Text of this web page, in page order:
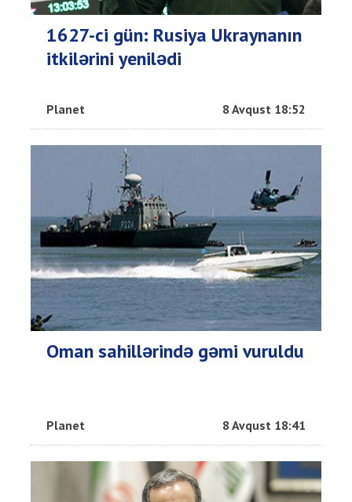
1627-ci gün: Rusiya Ukraynanın
itkilərini yenilədi
Planet 8 Avqust 18:52
Oman sahillərində gəmi vuruldu
Planet 8 Avqust 18:41